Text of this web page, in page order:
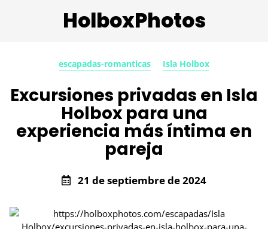
HolboxPhotos
escapadas-romanticas Isla Holbox
Excursiones privadas en Isla
Holbox para una
experiencia más íntima en
pareja
21 de septiembre de 2024